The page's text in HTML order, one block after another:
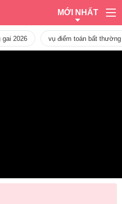
MỚI NHẤT
2026 vụ điểm toán bất